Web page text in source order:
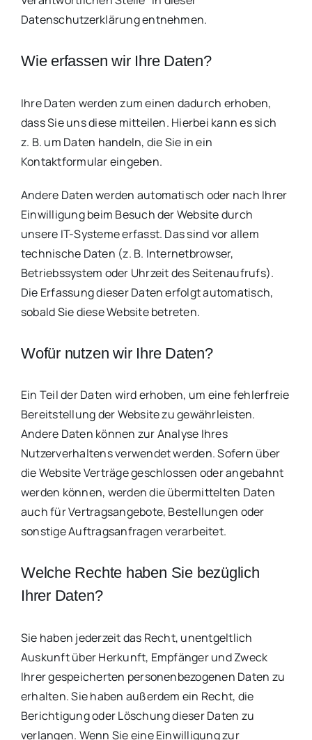
Datenschutzerklärung entnehmen.
Wie erfassen wir Ihre Daten?
Ihre Daten werden zum einen dadurch erhoben,
dass Sie uns diese mitteilen. Hierbei kann es sich
z. B. um Daten handeln, die Sie in ein
Kontaktformular eingeben.
Andere Daten werden automatisch oder nach Ihrer
Einwilligung beim Besuch der Website durch
unsere IT-Systeme erfasst. Das sind vor allem
technische Daten (z. B. Internetbrowser,
Betriebssystem oder Uhrzeit des Seitenaufrufs).
Die Erfassung dieser Daten erfolgt automatisch,
sobald Sie diese Website betreten.
Wofür nutzen wir Ihre Daten?
Ein Teil der Daten wird erhoben, um eine fehlerfreie
Bereitstellung der Website zu gewährleisten.
Andere Daten können zur Analyse Ihres
Nutzerverhaltens verwendet werden. Sofern über
die Website Verträge geschlossen oder angebahnt
werden können, werden die übermittelten Daten
auch für Vertragsangebote, Bestellungen oder
sonstige Auftragsanfragen verarbeitet.
Welche Rechte haben Sie bezüglich
Ihrer Daten?
Sie haben jederzeit das Recht, unentgeltlich
Auskunft über Herkunft, Empfänger und Zweck
Ihrer gespeicherten personenbezogenen Daten zu
erhalten. Sie haben außerdem ein Recht, die
Berichtigung oder Löschung dieser Daten zu
verlangen. Wenn Sie eine Einwilligung zur